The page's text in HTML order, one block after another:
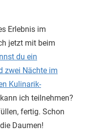
Erlebnis im
jetzt mit beim
du ein
zwei Nächte im
Kulinarik-
ich teilnehmen?
fertig. Schon
Daumen!